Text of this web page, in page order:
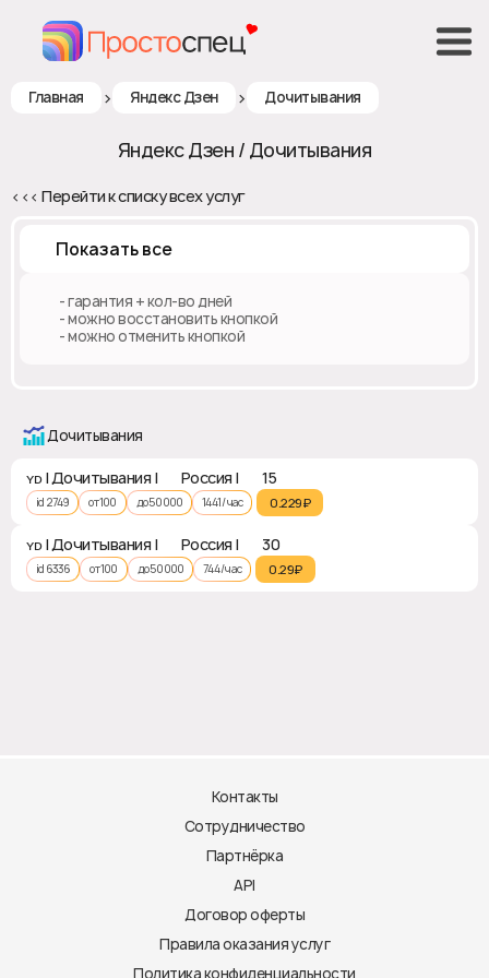
Главная > Яндекс Дзен > Дочитывания
Яндекс Дзен / Дочитывания
<<< Перейти к списку всех услуг
Показать все
♻️ - гарантия + кол-во дней
✅ - можно восстановить кнопкой
❎ - можно отменить кнопкой
Дочитывания
ʏᴅ | Дочитывания | 🇷🇺 Россия | ♻ 15
id 2749 от 100 до 50000 1441 / час 0.229₽‎
ʏᴅ | Дочитывания | 🇷🇺 Россия | ♻ 30
id 6336 от 100 до 50000 744 / час 0.29₽‎
Контакты
Сотрудничество
Партнёрка
API
Договор оферты
Правила оказания услуг
Политика конфиденциальности